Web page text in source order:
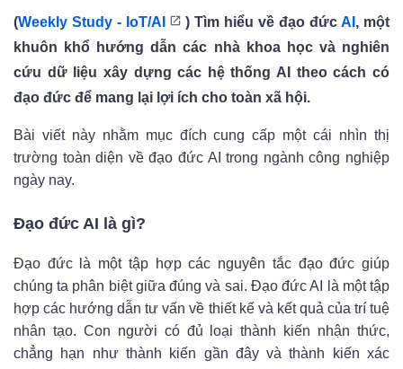
(Weekly Study - IoT/AI ) Tìm hiểu về đạo đức AI , một
khuôn khổ hướng dẫn các nhà khoa học và nghiên
cứu dữ liệu xây dựng các hệ thống AI theo cách có
đạo đức để mang lại lợi ích cho toàn xã hội.
Bài viết này nhằm mục đích cung cấp một cái nhìn thị
trường toàn diện về đạo đức AI trong ngành công nghiệp
ngày nay.
Đạo đức AI là gì?
Đạo đức là một tập hợp các nguyên tắc đạo đức giúp
chúng ta phân biệt giữa đúng và sai. Đạo đức AI là một tập
hợp các hướng dẫn tư vấn về thiết kế và kết quả của trí tuệ
nhân tạo. Con người có đủ loại thành kiến ​​nhận thức,
chẳng hạn như thành kiến ​​gần đây và thành kiến ​​xác